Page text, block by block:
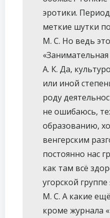
эротики.
меткие шутки
М. С. Но ведь
А. К. Да,
или иной
роду
не ошибаюсь,
образованию,
венгерским
постоянно нас
как там всё
угорской
М. С. А какие
кроме журнала